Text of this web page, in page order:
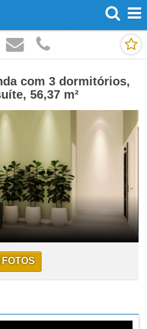
com 3 dormitórios,
56,37 m²
FOTOS